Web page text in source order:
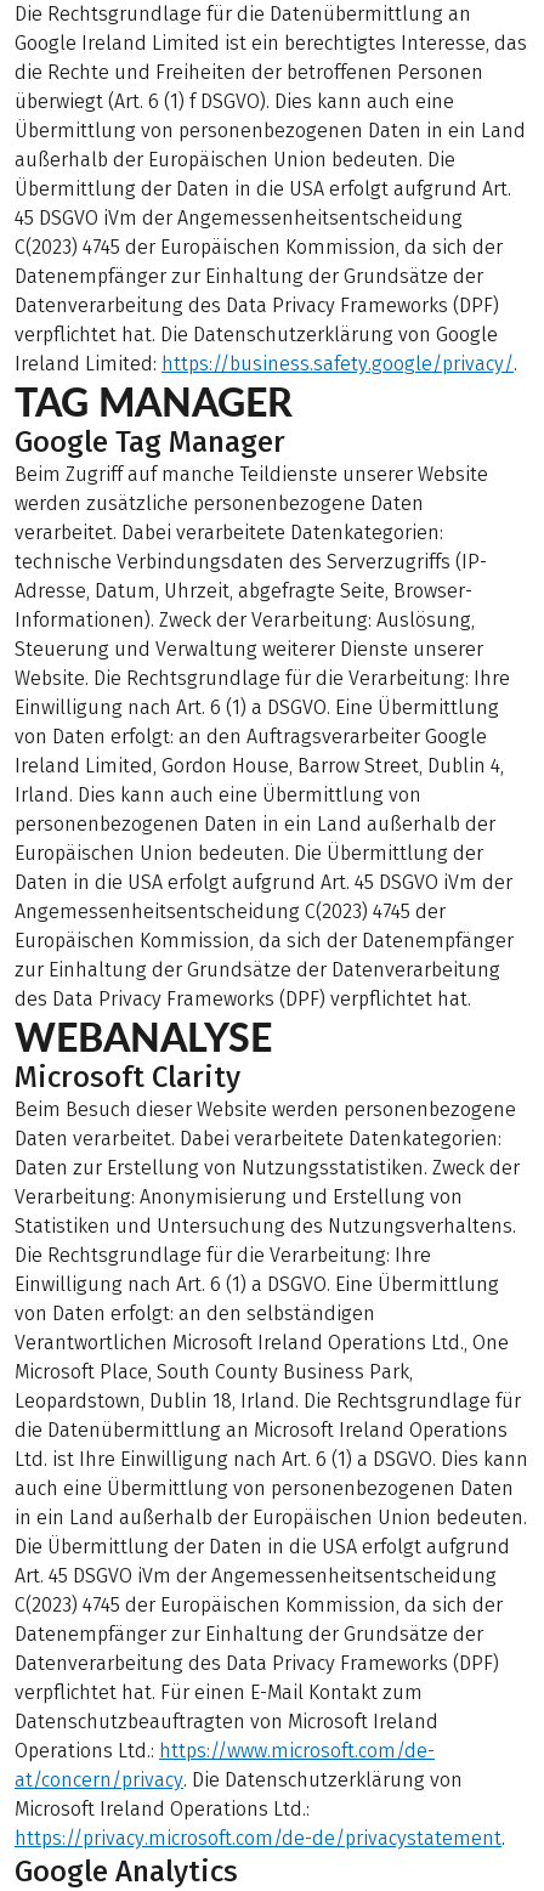
Die Rechtsgrundlage für die Datenübermittlung an
Google Ireland Limited ist ein berechtigtes Interesse, das
die Rechte und Freiheiten der betroffenen Personen
überwiegt (Art. 6 (1) f DSGVO). Dies kann auch eine
Übermittlung von personenbezogenen Daten in ein Land
außerhalb der Europäischen Union bedeuten. Die
Übermittlung der Daten in die USA erfolgt aufgrund Art.
45 DSGVO iVm der Angemessenheitsentscheidung
C(2023) 4745 der Europäischen Kommission, da sich der
Datenempfänger zur Einhaltung der Grundsätze der
Datenverarbeitung des Data Privacy Frameworks (DPF)
verpflichtet hat. Die Datenschutzerklärung von Google
Ireland Limited: https://business.safety.google/privacy/.
TAG MANAGER
Google Tag Manager
Beim Zugriff auf manche Teildienste unserer Website
werden zusätzliche personenbezogene Daten
verarbeitet. Dabei verarbeitete Datenkategorien:
technische Verbindungsdaten des Serverzugriffs (IP-
Adresse, Datum, Uhrzeit, abgefragte Seite, Browser-
Informationen). Zweck der Verarbeitung: Auslösung,
Steuerung und Verwaltung weiterer Dienste unserer
Website. Die Rechtsgrundlage für die Verarbeitung: Ihre
Einwilligung nach Art. 6 (1) a DSGVO. Eine Übermittlung
von Daten erfolgt: an den Auftragsverarbeiter Google
Ireland Limited, Gordon House, Barrow Street, Dublin 4,
Irland. Dies kann auch eine Übermittlung von
personenbezogenen Daten in ein Land außerhalb der
Europäischen Union bedeuten. Die Übermittlung der
Daten in die USA erfolgt aufgrund Art. 45 DSGVO iVm der
Angemessenheitsentscheidung C(2023) 4745 der
Europäischen Kommission, da sich der Datenempfänger
zur Einhaltung der Grundsätze der Datenverarbeitung
des Data Privacy Frameworks (DPF) verpflichtet hat.
WEBANALYSE
Microsoft Clarity
Beim Besuch dieser Website werden personenbezogene
Daten verarbeitet. Dabei verarbeitete Datenkategorien:
Daten zur Erstellung von Nutzungsstatistiken. Zweck der
Verarbeitung: Anonymisierung und Erstellung von
Statistiken und Untersuchung des Nutzungsverhaltens.
Die Rechtsgrundlage für die Verarbeitung: Ihre
Einwilligung nach Art. 6 (1) a DSGVO. Eine Übermittlung
von Daten erfolgt: an den selbständigen
Verantwortlichen Microsoft Ireland Operations Ltd., One
Microsoft Place, South County Business Park,
Leopardstown, Dublin 18, Irland. Die Rechtsgrundlage für
die Datenübermittlung an Microsoft Ireland Operations
Ltd. ist Ihre Einwilligung nach Art. 6 (1) a DSGVO. Dies kann
auch eine Übermittlung von personenbezogenen Daten
in ein Land außerhalb der Europäischen Union bedeuten.
Die Übermittlung der Daten in die USA erfolgt aufgrund
Art. 45 DSGVO iVm der Angemessenheitsentscheidung
C(2023) 4745 der Europäischen Kommission, da sich der
Datenempfänger zur Einhaltung der Grundsätze der
Datenverarbeitung des Data Privacy Frameworks (DPF)
verpflichtet hat. Für einen E-Mail Kontakt zum
Datenschutzbeauftragten von Microsoft Ireland
Operations Ltd.: https://www.microsoft.com/de-
at/concern/privacy. Die Datenschutzerklärung von
Microsoft Ireland Operations Ltd.:
https://privacy.microsoft.com/de-de/privacystatement.
Google Analytics